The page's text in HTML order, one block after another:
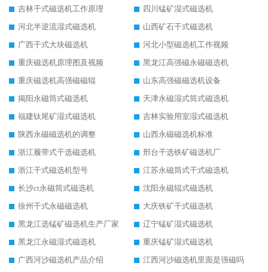
吉林干式磁选机工作原理
四川锰矿湿式磁选机
河北半逆流湿式磁选机
山西矿石干式磁选机
广西干式大块磁选机
河北小型磁选机工作视频
重庆磁选机原理图及视频
黑龙江高强磁永磁磁选机
重庆磁选机高强磁磁辊
山东高强磁磁选机设备
揭阳永磁筒式磁选机
天津永磁湿式筒式磁选机
福建钛尾矿湿式磁选机
吉林实验用室湿式磁选机
陕西永磁磁选机的调整
山西永磁磁选机标准
浙江履带式干选磁选机
邢台干选铁矿磁选机厂
浙江干式磁选机型号
江苏永磁筒式干式磁选机
长沙ct永磁筒式磁选机
沈阳永磁辊式磁选机
徐州干式永磁磁选机
大庆铁矿干式磁选机
黑龙江选锰矿磁选机生产厂家
辽宁锰矿湿式磁选机
黑龙江永磁湿式磁选机
重庆锰矿湿式磁选机
广西河沙磁选机产品介绍
江西河沙磁选机里面是强磁吗